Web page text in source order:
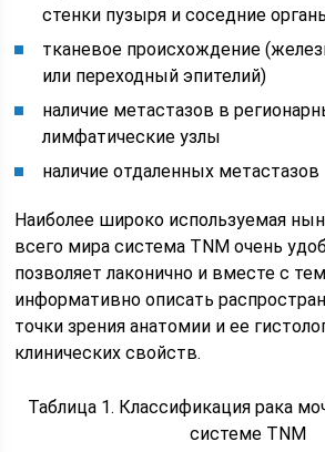
стенки пузыря и соседние
тканевое происхождение
или переходный эпителий)
наличие метастазов в
лимфатические узлы
наличие отдаленных метастазов
Наиболее широко используемая
всего мира система TNM очень
позволяет лаконично и вместе с
информативно описать
точки зрения анатомии и ее
клинических свойств.
Таблица 1. Классификация рака
системе TNM